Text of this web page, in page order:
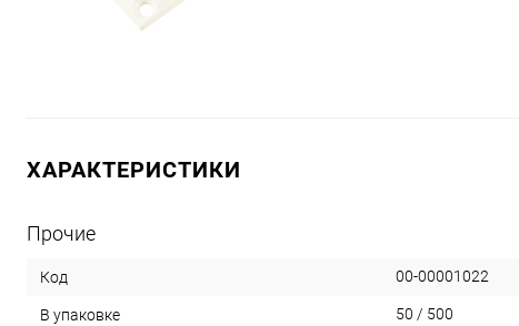
ХАРАКТЕРИСТИКИ
Прочие
Код 00-00001022
В упаковке 50 / 500